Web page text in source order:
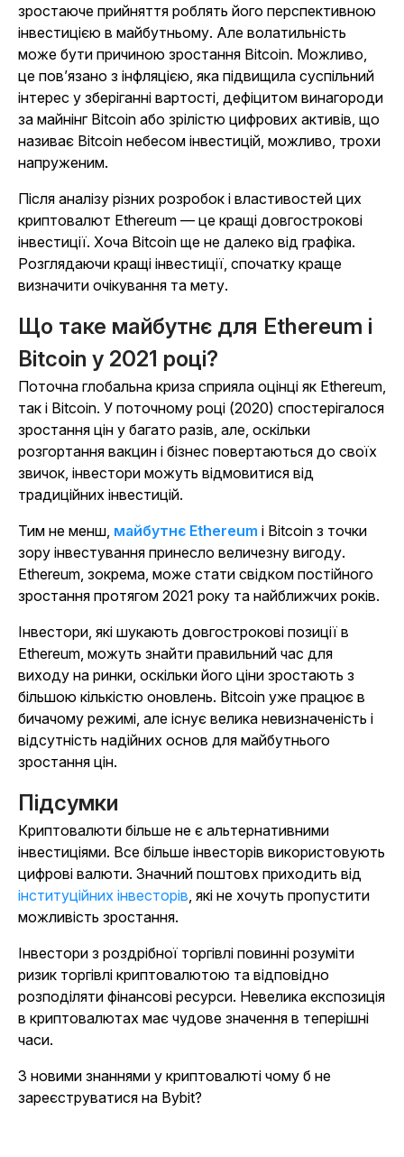
зростаюче прийняття роблять його перспективною
інвестицією в майбутньому. Але волатильність
може бути причиною зростання Bitcoin. Можливо,
це пов’язано з інфляцією, яка підвищила суспільний
інтерес у зберіганні вартості, дефіцитом винагороди
за майнінг Bitcoin або зрілістю цифрових активів, що
називає Bitcoin небесом інвестицій, можливо, трохи
напруженим.
Після аналізу різних розробок і властивостей цих
криптовалют Ethereum — це кращі довгострокові
інвестиції. Хоча Bitcoin ще не далеко від графіка.
Розглядаючи кращі інвестиції, спочатку краще
визначити очікування та мету.
Що таке майбутнє для Ethereum і
Bitcoin у 2021 році?
Поточна глобальна криза сприяла оцінці як Ethereum,
так і Bitcoin. У поточному році (2020) спостерігалося
зростання цін у багато разів, але, оскільки
розгортання вакцин і бізнес повертаються до своїх
звичок, інвестори можуть відмовитися від
традиційних інвестицій.
Тим не менш, майбутнє Ethereum і Bitcoin з точки
зору інвестування принесло величезну вигоду.
Ethereum, зокрема, може стати свідком постійного
зростання протягом 2021 року та найближчих років.
Інвестори, які шукають довгострокові позиції в
Ethereum, можуть знайти правильний час для
виходу на ринки, оскільки його ціни зростають з
більшою кількістю оновлень. Bitcoin уже працює в
бичачому режимі, але існує велика невизначеність і
відсутність надійних основ для майбутнього
зростання цін.
Підсумки
Криптовалюти більше не є альтернативними
інвестиціями. Все більше інвесторів використовують
цифрові валюти. Значний поштовх приходить від
інституційних інвесторів, які не хочуть пропустити
можливість зростання.
Інвестори з роздрібної торгівлі повинні розуміти
ризик торгівлі криптовалютою та відповідно
розподіляти фінансові ресурси. Невелика експозиція
в криптовалютах має чудове значення в теперішні
часи.
З новими знаннями у криптовалюті чому б не
зареєструватися на Bybit?